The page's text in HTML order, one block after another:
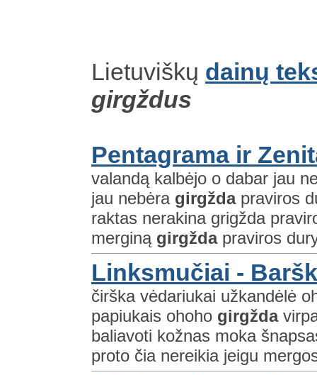
Lietuviškų dainų
girgždus
Pentagrama ir
valandą kalbėjo o dabar jau
jau nebėra girgždapraviros
raktas nerakina grigžda
merginą girgždapraviros
Linksmučiai -
čirška vėdariukai užkandėlė
papiukais ohoho girgžda
baliavoti kožnas moka
proto čia nereikia jeigu